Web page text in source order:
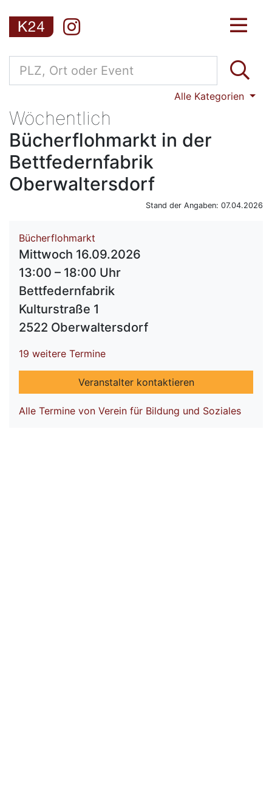
Alle Kategorien
Wöchentlich
Bücherflohmarkt in der
Bettfedernfabrik
Oberwaltersdorf
Stand der Angaben: 07.04.2026
Bücherflohmarkt
Mittwoch 16.09.2026
13:00 – 18:00 Uhr
Bettfedernfabrik
Kulturstraße 1
2522 Oberwaltersdorf
19 weitere Termine
Veranstalter kontaktieren
Alle Termine von Verein für Bildung und Soziales